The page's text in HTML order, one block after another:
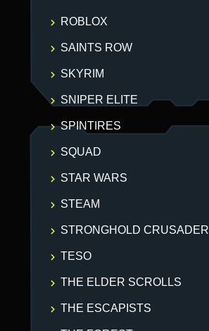
ROBLOX
SAINTS ROW
SKYRIM
SNIPER ELITE
SPINTIRES
SQUAD
STAR WARS
STEAM
STRONGHOLD CRUSADER
TESO
THE ELDER SCROLLS
THE ESCAPISTS